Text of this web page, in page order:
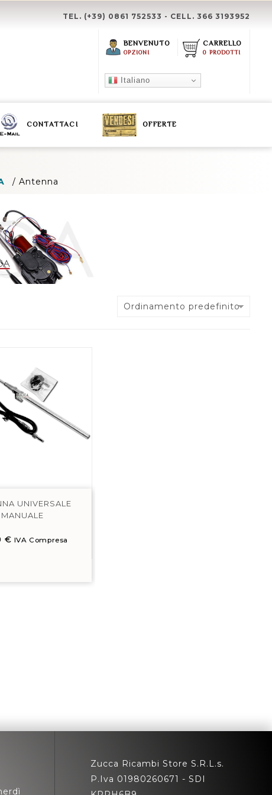
TEL. (+39) 0861 752533 - CELL. 366 3193952
BENVENUTO
OPZIONI
CARRELLO
0 PRODOTTI
Italiano
CONTATTACI OFFERTE
/ Antenna
Ordinamento predefinito
UNIVERSALE
MANUALE
€ IVA Compresa
Zucca Ricambi Store S.R.L.s.
P.Iva 01980260671 - SDI